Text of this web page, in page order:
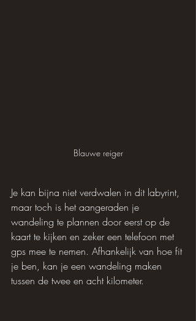
Blauwe reiger
Je kan bijna niet verdwalen in dit labyrint,
maar toch is het aangeraden je
wandeling te plannen door eerst op de
kaart te kijken en zeker een telefoon met
gps mee te nemen. Afhankelijk van hoe fit
je ben, kan je een wandeling maken
tussen de twee en acht kilometer.